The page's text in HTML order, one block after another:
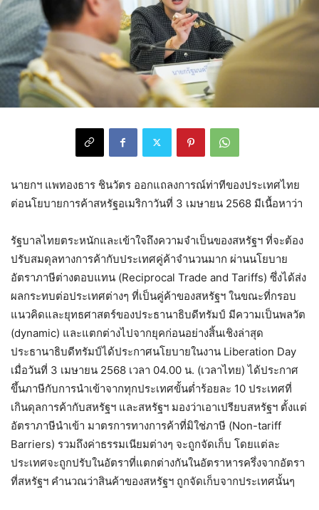
นายกฯ แพทองธาร ชินวัตร ออกแถลงการณ์ท่าทีของประเทศไทย
ต่อนโยบายการค้าสหรัฐอเมริกาวันที่ 3 เมษายน 2568 มีเนื้อหาว่า
รัฐบาลไทยตระหนักและเข้าใจถึงความจำเป็นของสหรัฐฯ ที่จะต้อง
ปรับสมดุลทางการค้ากับประเทศคู่ค้าจำนวนมาก ผ่านนโยบาย
อัตราภาษีต่างตอบแทน (Reciprocal Trade and Tariffs) ซึ่งได้ส่ง
ผลกระทบต่อประเทศต่างๆ ที่เป็นคู่ค้าของสหรัฐฯ ในขณะที่กรอบ
แนวคิดและยุทธศาสตร์ของประธานาธิบดีทรัมป์ มีความเป็นพลวัต
(dynamic) และแตกต่างไปจากยุคก่อนอย่างสิ้นเชิงล่าสุด
ประธานาธิบดีทรัมป์ได้ประกาศนโยบายในงาน Liberation Day
เมื่อวันที่ 3 เมษายน 2568 เวลา 04.00 น. (เวลาไทย) ได้ประกาศ
ขึ้นภาษีกับการนำเข้าจากทุกประเทศขั้นต่ำร้อยละ 10 ประเทศที่
เกินดุลการค้ากับสหรัฐฯ และสหรัฐฯ มองว่าเอาเปรียบสหรัฐฯ ตั้งแต่
อัตราภาษีนำเข้า มาตรการทางการค้าที่มิใช่ภาษี (Non-tariff
Barriers) รวมถึงค่าธรรมเนียมต่างๆ จะถูกจัดเก็บ โดยแต่ละ
ประเทศจะถูกปรับในอัตราที่แตกต่างกันในอัตราหารครึ่งจากอัตรา
ที่สหรัฐฯ คำนวณว่าสินค้าของสหรัฐฯ ถูกจัดเก็บจากประเทศนั้นๆ